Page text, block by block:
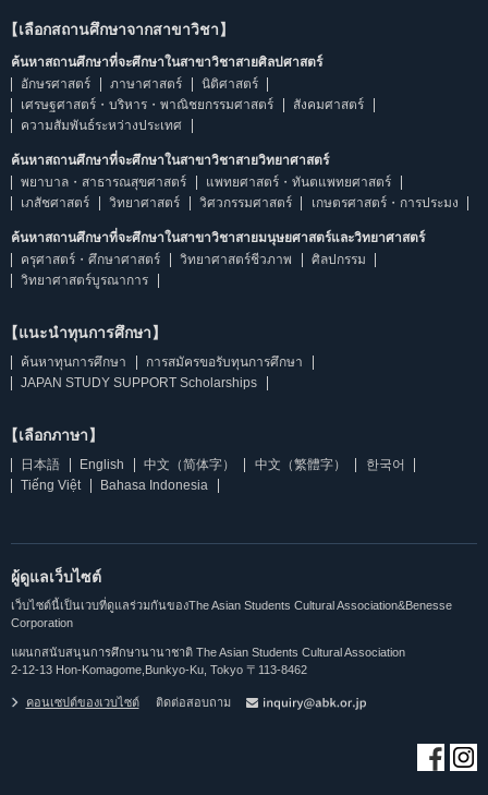
【เลือกสถานศึกษาจากสาขาวิชา】
ค้นหาสถานศึกษาที่จะศึกษาในสาขาวิชาสายศิลปศาสตร์
อักษรศาสตร์
ภาษาศาสตร์
นิติศาสตร์
เศรษฐศาสตร์・บริหาร・พาณิชยกรรมศาสตร์
สังคมศาสตร์
ความสัมพันธ์ระหว่างประเทศ
ค้นหาสถานศึกษาที่จะศึกษาในสาขาวิชาสายวิทยาศาสตร์
พยาบาล・สาธารณสุขศาสตร์
แพทยศาสตร์・ทันตแพทยศาสตร์
เภสัชศาสตร์
วิทยาศาสตร์ วิศวกรรมศาสตร์ เกษตรศาสตร์・การประมง
ค้นหาสถานศึกษาที่จะศึกษาในสาขาวิชาสายมนุษยศาสตร์และวิทยาศาสตร์
ครุศาสตร์・ศึกษาศาสตร์
วิทยาศาสตร์ชีวภาพ
ศิลปกรรม
วิทยาศาสตร์บูรณาการ
【แนะนำทุนการศึกษา】
ค้นหาทุนการศึกษา
การสมัครขอรับทุนการศึกษา
JAPAN STUDY SUPPORT Scholarships
【เลือกภาษา】
日本語 English 中文（简体字） 中文（繁體字）
한국어
Tiếng Việt
Bahasa Indonesia
ผู้ดูแลเว็บไซต์
เว็บไซต์นี้เป็นเวบที่ดูแลร่วมกันของThe Asian Students Cultural Association&Benesse
Corporation
แผนกสนับสนุนการศึกษานานาชาติ The Asian Students Cultural Association
2-12-13 Hon-Komagome,Bunkyo-Ku, Tokyo 〒113-8462
คอนเซปต์ของเวบไซต์ ติดต่อสอบถาม